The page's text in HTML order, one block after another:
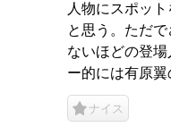
人物にスポッ
と思う。ただ
ないほどの登
ー的には有原翼
ナイス